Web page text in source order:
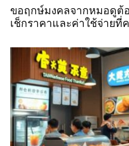
ขอฤกษ์มงคลจากหมอดูต้อ
เช็กราคาและค่าใช้จ่ายที่